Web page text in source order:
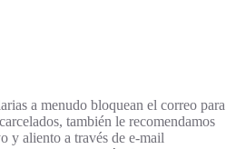
a menudo bloquean el correo para
también le recomendamos
y aliento a través de e-mail